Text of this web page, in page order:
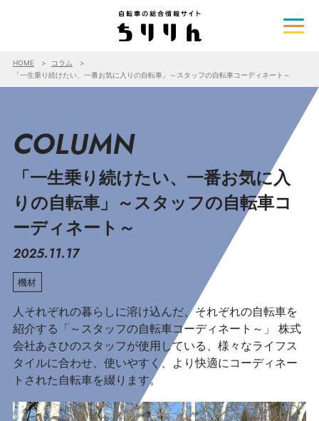
HOME
コラム
「一生乗り続けたい、一番お気に入りの自転車」～スタッフの自転車コーディネート～
COLUMN
「一生乗り続けたい、一番お気に入
りの自転車」～スタッフの自転車コ
ーディネート～
2025.11.17
機材
人それぞれの暮らしに溶け込んだ、それぞれの自転車を
紹介する「～スタッフの自転車コーディネート～」 株式
会社あさひのスタッフが使用している、様々なライフス
タイルに合わせ、使いやすく、より快適にコーディネー
トされた自転車を綴ります。